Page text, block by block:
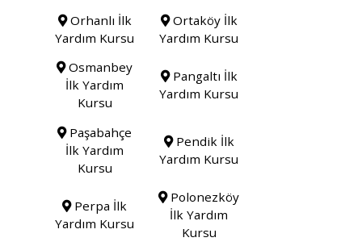
Orhanlı İlk
Yardım Kursu
Ortaköy İlk
Yardım Kursu
Osmanbey
İlk Yardım
Kursu
Pangaltı İlk
Yardım Kursu
Paşabahçe
İlk Yardım
Kursu
Pendik İlk
Yardım Kursu
Perpa İlk
Yardım Kursu
Polonezköy
İlk Yardım
Kursu